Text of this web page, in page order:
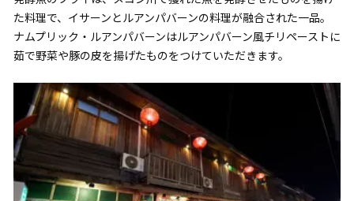
た料理で、イサーンとルアンパバーンの料理が融合された一品。
ナムプリック・ルアンパバーンはルアンパバーン風チリペーストに
茹で野菜や豚の皮を揚げたものをつけていただきます。